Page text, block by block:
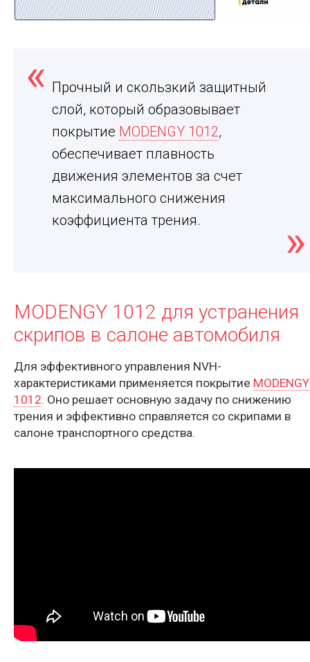
Прочный и скользкий защитный
слой, который образовывает
покрытие MODENGY 1012,
обеспечивает плавность
движения элементов за счет
максимального снижения
коэффициента трения.
MODENGY 1012 для устранения
скрипов в салоне автомобиля
Для эффективного управления NVH-
характеристиками применяется покрытие MODENGY
1012. Оно решает основную задачу по снижению
трения и эффективно справляется со скрипами в
салоне транспортного средства.